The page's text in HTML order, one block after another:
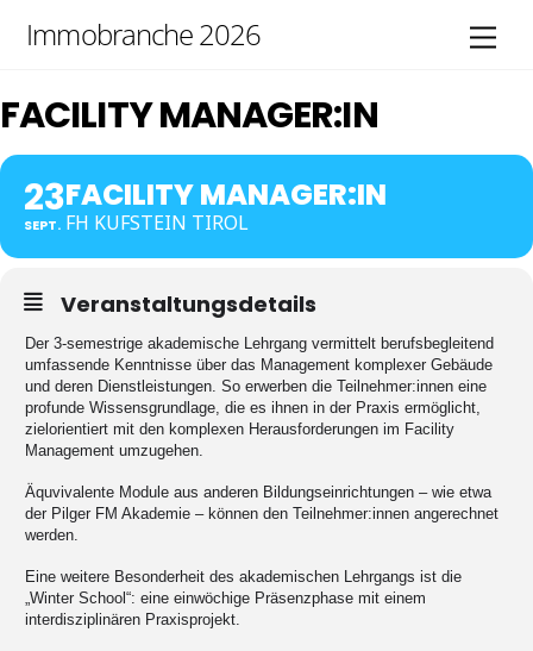
Immobranche 2026
FACILITY MANAGER:IN
23
SEPT.
FACILITY MANAGER:IN
FH KUFSTEIN TIROL
Veranstaltungsdetails
Der 3-semestrige akademische Lehrgang vermittelt berufsbegleitend
umfassende Kenntnisse über das Management komplexer Gebäude
und deren Dienstleistungen. So erwerben die Teilnehmer:innen eine
profunde Wissensgrundlage, die es ihnen in der Praxis ermöglicht,
zielorientiert mit den komplexen Herausforderungen im Facility
Management umzugehen.
Äquvivalente Module aus anderen Bildungseinrichtungen – wie etwa
der Pilger FM Akademie – können den Teilnehmer:innen angerechnet
werden.
Eine weitere Besonderheit des akademischen Lehrgangs ist die
„Winter School“: eine einwöchige Präsenzphase mit einem
interdisziplinären Praxisprojekt.